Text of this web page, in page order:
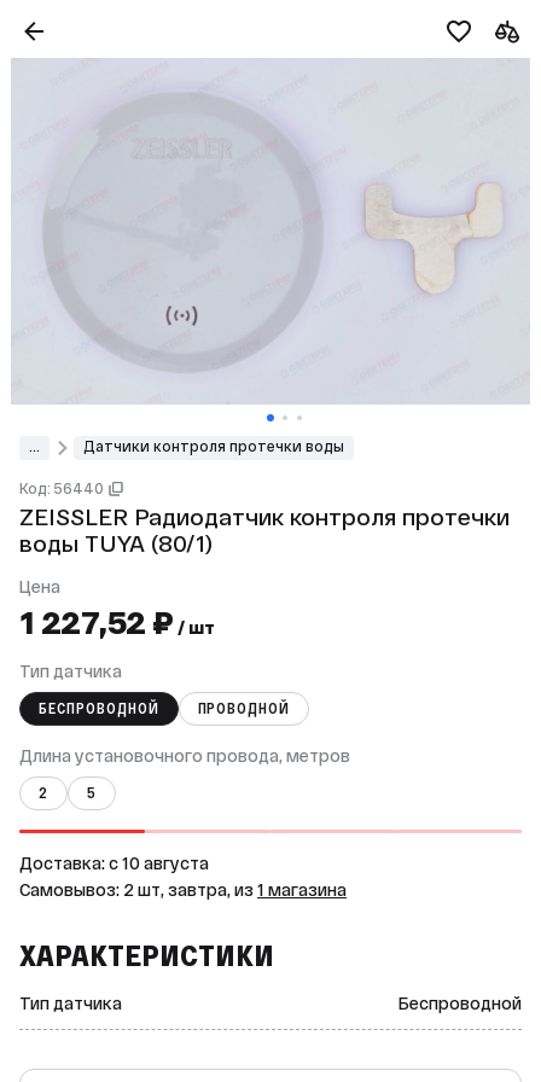
Датчики контроля протечки воды
Код: 56440
ZEISSLER Радиодатчик контроля протечки
воды TUYA (80/1)
Цена
1 227,52 ₽ / шт
Тип датчика
БЕСПРОВОДНОЙ ПРОВОДНОЙ
Длина установочного провода, метров
2 5
Доставка: c 10 августа
Самовывоз: 2 шт, завтра, из 1 магазина
ХАРАКТЕРИСТИКИ
Тип датчика Беспроводной